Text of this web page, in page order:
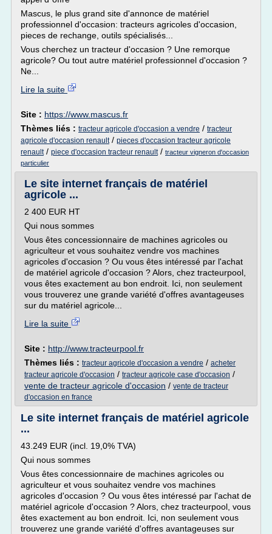
Mascus, le plus grand site d'annonce de matériel
professionnel d'occasion: tracteurs agricoles d'occasion,
pieces de rechange, outils spécialisés...
Vous cherchez un tracteur d'occasion ? Une remorque
agricole? Ou tout autre matériel professionnel d'occasion ?
Ne...
Lire la suite
Site : https://www.mascus.fr
Thèmes liés : tracteur agricole d'occasion a vendre / tracteur
agricole d'occasion renault/ pieces d'occasion tracteur agricole
renault/ piece d'occasion tracteur renault/ tracteur vigneron d'occasion
particulier
Le site internet français de matériel
agricole ...
2 400 EUR HT
Qui nous sommes
Vous êtes concessionnaire de machines agricoles ou
agriculteur et vous souhaitez vendre vos machines
agricoles d'occasion ? Ou vous êtes intéressé par l'achat
de matériel agricole d'occasion ? Alors, chez tracteurpool,
vous êtes exactement au bon endroit. Ici, non seulement
vous trouverez une grande variété d'offres avantageuses
sur du matériel agricole...
Lire la suite
Site : http://www.tracteurpool.fr
Thèmes liés : tracteur agricole d'occasion a vendre / acheter
tracteur agricole d'occasion / tracteur agricole case d'occasion /
vente de tracteur agricole d'occasion / vente de tracteur
d'occasion en france
Le site internet français de matériel agricole
...
43.249 EUR (incl. 19,0% TVA)
Qui nous sommes
Vous êtes concessionnaire de machines agricoles ou
agriculteur et vous souhaitez vendre vos machines
agricoles d'occasion ? Ou vous êtes intéressé par l'achat de
matériel agricole d'occasion ? Alors, chez tracteurpool, vous
êtes exactement au bon endroit. Ici, non seulement vous
trouverez une grande variété d'offres avantageuses sur